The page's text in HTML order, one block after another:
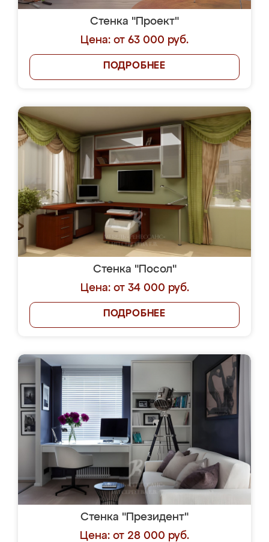
Стенка "Проект"
Цена: от 63 000 руб.
ПОДРОБНЕЕ
Стенка "Посол"
Цена: от 34 000 руб.
ПОДРОБНЕЕ
Стенка "Президент"
Цена: от 28 000 руб.